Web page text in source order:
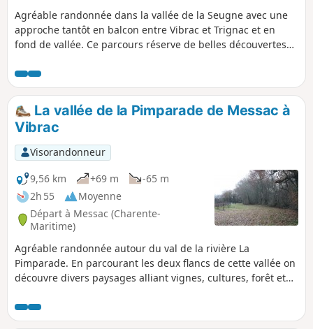
Agréable randonnée dans la vallée de la Seugne avec une
approche tantôt en balcon entre Vibrac et Trignac et en
fond de vallée. Ce parcours réserve de belles découvertes
environnement naturel caractéristique de cette zone de
Saintonge avec un mixte de vignes, de bois et de cultures.
La vallée de la Pimparade de Messac à
Vibrac
Visorandonneur
9,56 km
+69 m
-65 m
2h 55
Moyenne
Départ à Messac (Charente-
Maritime)
Agréable randonnée autour du val de la rivière La
Pimparade. En parcourant les deux flancs de cette vallée on
découvre divers paysages alliant vignes, cultures, forêt et
GR®360 - GRP® de Saintonge du point (2) au changement
de direction entre le point (6) et le point (7).